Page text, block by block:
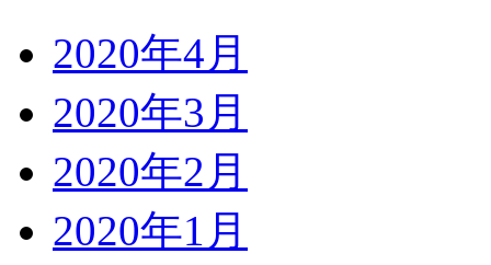
2020年4月
2020年3月
2020年2月
2020年1月